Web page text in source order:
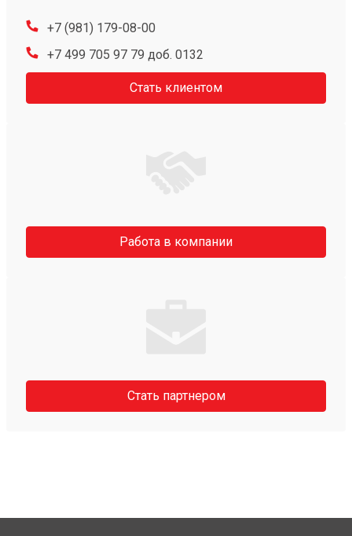
+7 (981) 179-08-00
+7 499 705 97 79 доб. 0132
Стать клиентом
Работа в компании
Стать партнером